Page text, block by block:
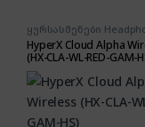
ყურსასმენები
HyperX Cloud Alpha
(HX-CLA-WL-RED-GAM-